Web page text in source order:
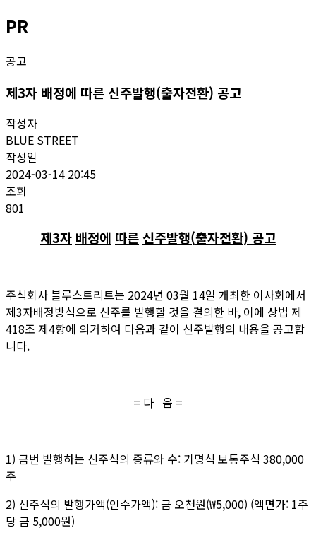
PR
공고
제3자 배정에 따른 신주발행(출자전환) 공고
작성자
BLUE STREET
작성일
2024-03-14 20:45
조회
801
제3자 배정에 따른신주발행(출자전환) 공고
주식회사 블루스트리트는 2024년 03월 14일 개최한 이사회에서
제3자배정방식으로 신주를 발행할 것을 결의한 바, 이에 상법 제
418조 제4항에 의거하여 다음과 같이 신주발행의 내용을 공고합
니다.
= 다 음 =
1) 금번 발행하는 신주식의 종류와 수: 기명식 보통주식 380,000
주
2) 신주식의 발행가액(인수가액): 금 오천원(₩5,000) (액면가: 1주
당 금 5,000원)